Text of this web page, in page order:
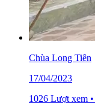
Chùa Long Tiên
17/04/2023
1026 Lượt xem